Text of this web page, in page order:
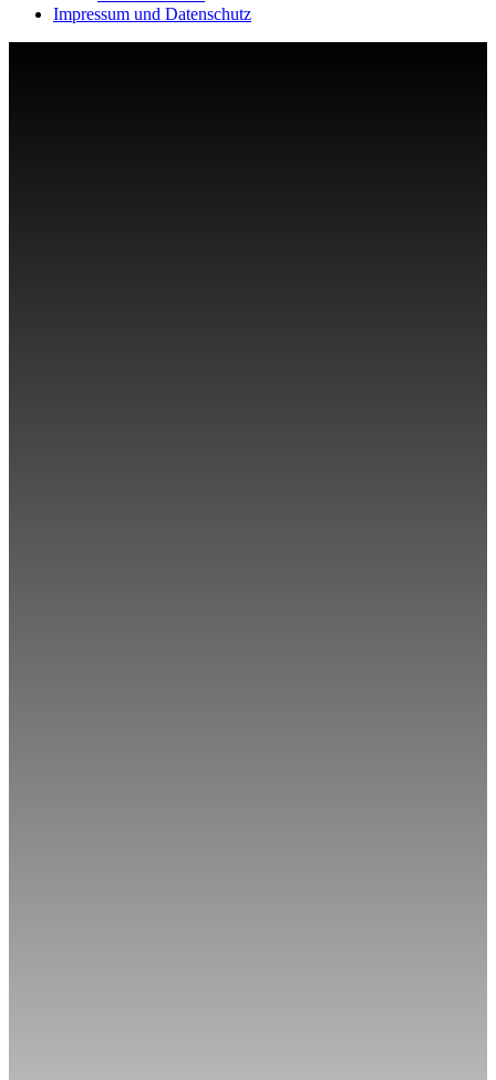
Impressum und Datenschutz